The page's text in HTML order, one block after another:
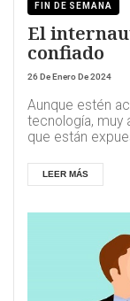
FIN DE SEMANA
El
confiado
26 De Enero De 2024
Aunque estén
tecnología, muy
que están
LEER MÁS